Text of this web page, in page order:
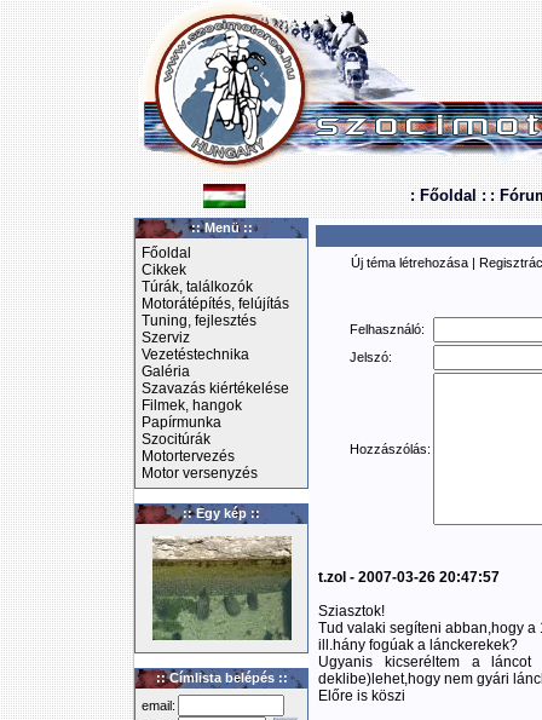
: Főoldal : :
:: Menü ::
Főoldal
Cikkek
Túrák, találkozók
Motorátépítés, felújítás
Tuning, fejlesztés
Szerviz
Vezetéstechnika
Galéria
Szavazás kiértékelése
Filmek, hangok
Papírmunka
Szocitúrák
Motortervezés
Motor versenyzés
:: Egy kép ::
:: Címlista belépés ::
email:
Új téma létrehozása |
Felhasználó:
Jelszó:
Hozzászólás:
t.zol - 2007-03-26 20:47:57
Sziasztok!
Tud valaki segíteni abban,hogy
ill.hány fogúak a lánckerekek?
Ugyanis kicseréltem a
deklibe)lehet,hogy nem gyári
Előre is köszi